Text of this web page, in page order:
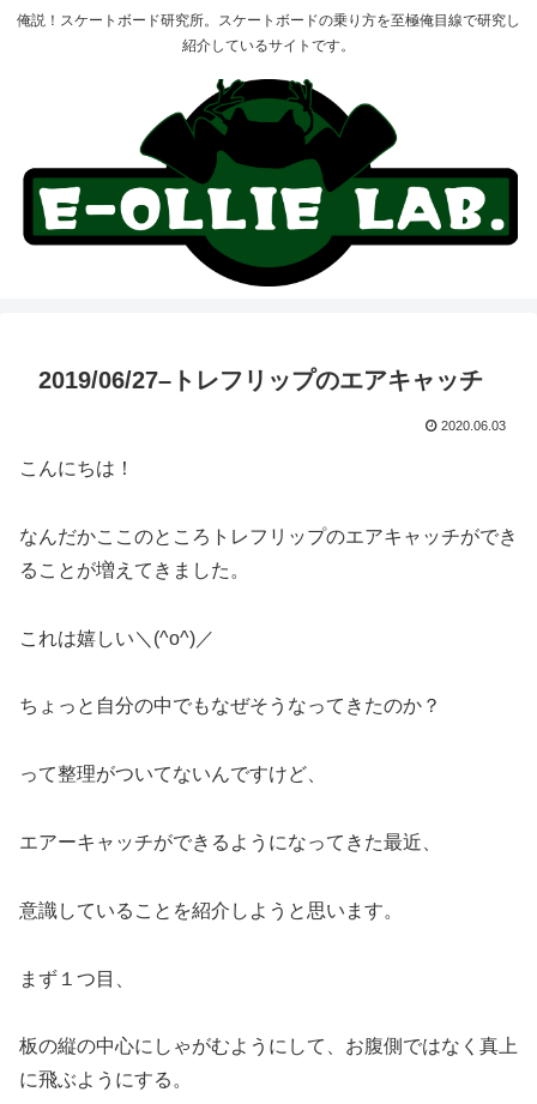
俺説！スケートボード研究所。スケートボードの乗り方を至極俺目線で研究し
紹介しているサイトです。
2019/06/27–トレフリップのエアキャッチ
2020.06.03
こんにちは！
なんだかここのところトレフリップのエアキャッチができ
ることが増えてきました。
これは嬉しい＼(^o^)／
ちょっと自分の中でもなぜそうなってきたのか？
って整理がついてないんですけど、
エアーキャッチができるようになってきた最近、
意識していることを紹介しようと思います。
まず１つ目、
板の縦の中心にしゃがむようにして、お腹側ではなく真上
に飛ぶようにする。